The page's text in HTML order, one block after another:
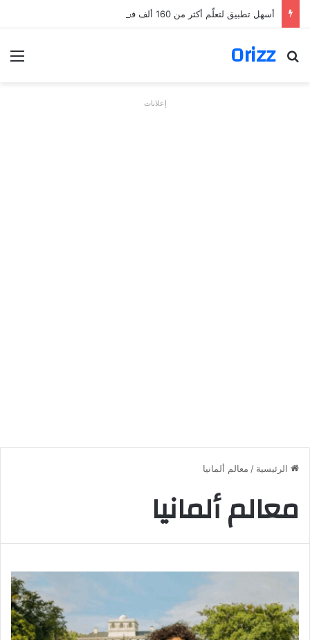
أسهل تطبيق لتعلّم أكثر من 160 ألف فعل بالألمانية
Orizz
بحث عن
إعلانات
الرئيسية / معالم ألمانيا
معالم ألمانيا